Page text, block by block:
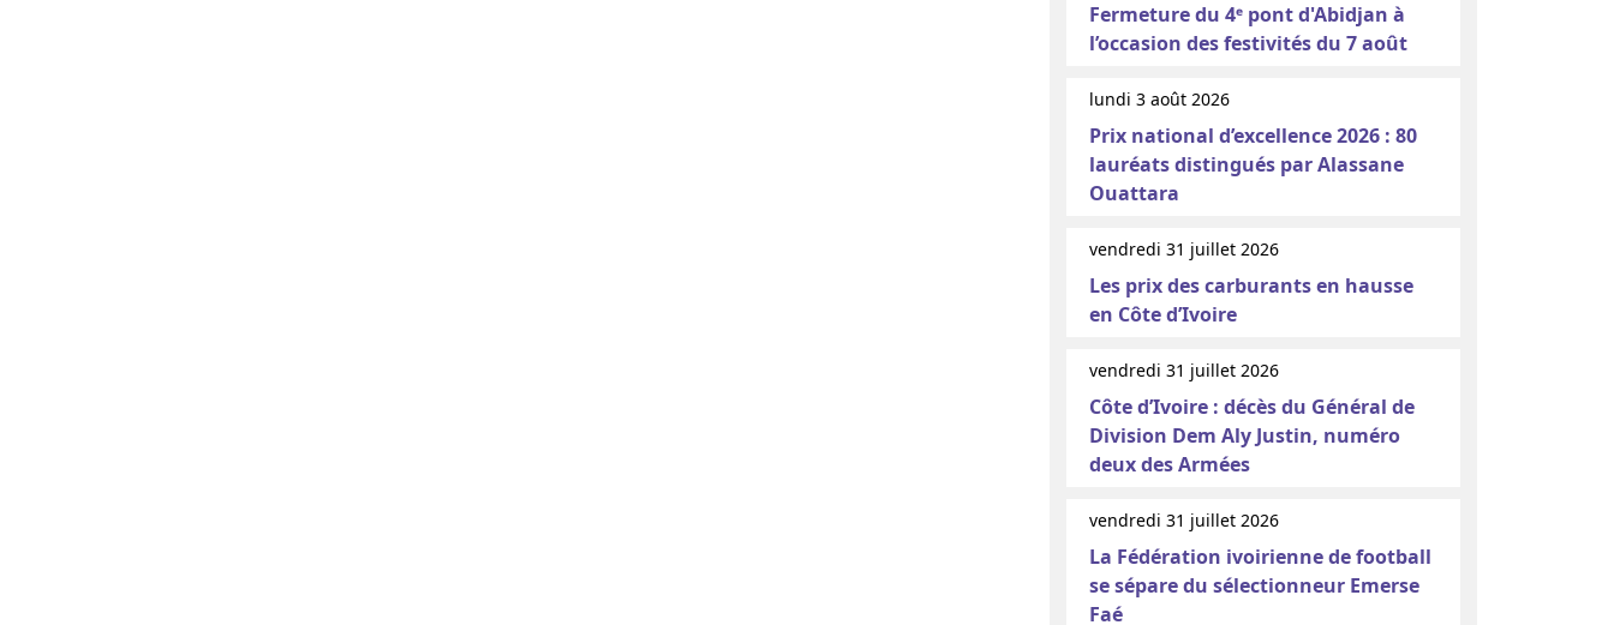
Fermeture du 4ᵉ pont d'Abidjan à
l’occasion des festivités du 7 août
lundi 3 août 2026
Prix national d’excellence 2026 : 80
lauréats distingués par Alassane
Ouattara
vendredi 31 juillet 2026
Les prix des carburants en hausse
en Côte d’Ivoire
vendredi 31 juillet 2026
Côte d’Ivoire : décès du Général de
Division Dem Aly Justin, numéro
deux des Armées
vendredi 31 juillet 2026
La Fédération ivoirienne de football
se sépare du sélectionneur Emerse
Faé